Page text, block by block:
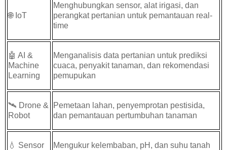
🌐IoT
Menghubungkan sensor, alat irigasi, dan
perangkat pertanian untuk pemantauan real-
time
🤖 AI &
Machine
Learning
Menganalisis data pertanian untuk prediksi
cuaca, penyakit tanaman, dan rekomendasi
pemupukan
🛰️ Drone &
Robot
Pemetaan lahan, penyemprotan pestisida,
dan pemantauan pertumbuhan tanaman
💧 Sensor
Mengukur kelembaban, pH, dan suhu tanah